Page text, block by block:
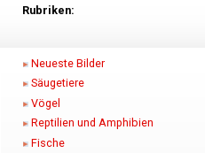
Rubriken:
Neueste Bilder
Säugetiere
Vögel
Reptilien und Amphibien
Fische